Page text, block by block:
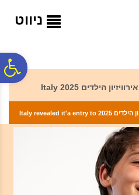
ניווט
איטליה חשפה את שירה לתחרות אירוויזיון הילדים 2025 Italy
איטליה חשפה את שירה לתחרות אירוויזיון הילדים 2025 Italy revealed it'a entry to